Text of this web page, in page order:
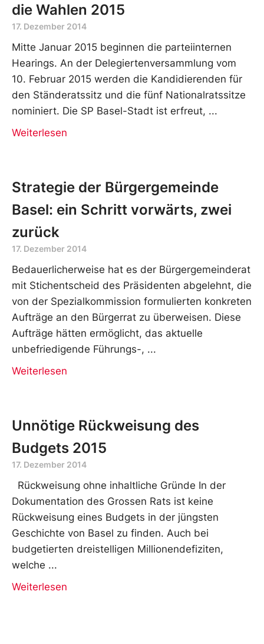
die Wahlen 2015
17. Dezember 2014
Mitte Januar 2015 beginnen die parteiinternen
Hearings. An der Delegiertenversammlung vom
10. Februar 2015 werden die Kandidierenden für
den Ständeratssitz und die fünf Nationalratssitze
nominiert. Die SP Basel-Stadt ist erfreut,
Weiterlesen
Strategie der Bürgergemeinde
Basel: ein Schritt vorwärts, zwei
zurück
17. Dezember 2014
Bedauerlicherweise hat es der Bürgergemeinderat
mit Stichentscheid des Präsidenten abgelehnt, die
von der Spezialkommission formulierten konkreten
Aufträge an den Bürgerrat zu überweisen. Diese
Aufträge hätten ermöglicht, das aktuelle
unbefriedigende Führungs-,
Weiterlesen
Unnötige Rückweisung des
Budgets 2015
17. Dezember 2014
Rückweisung ohne inhaltliche Gründe In der
Dokumentation des Grossen Rats ist keine
Rückweisung eines Budgets in der jüngsten
Geschichte von Basel zu finden. Auch bei
budgetierten dreistelligen Millionendefiziten,
welche
Weiterlesen